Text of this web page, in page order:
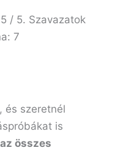
5 / 5. Szavazatok
7
és szeretnél
is
összes